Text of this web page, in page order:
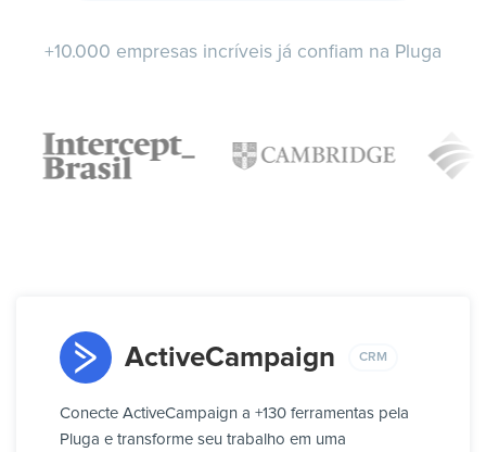
+10.000 empresas incríveis já confiam na Pluga
ActiveCampaign CRM
Conecte ActiveCampaign a +130 ferramentas pela
Pluga e transforme seu trabalho em uma